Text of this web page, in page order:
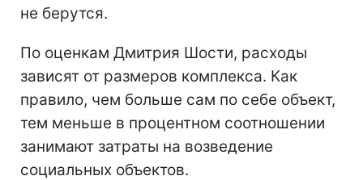
не берутся.
По оценкам Дмитрия Шости, расходы
зависят от размеров комплекса. Как
правило, чем больше сам по себе объект,
тем меньше в процентном соотношении
занимают затраты на возведение
социальных объектов.